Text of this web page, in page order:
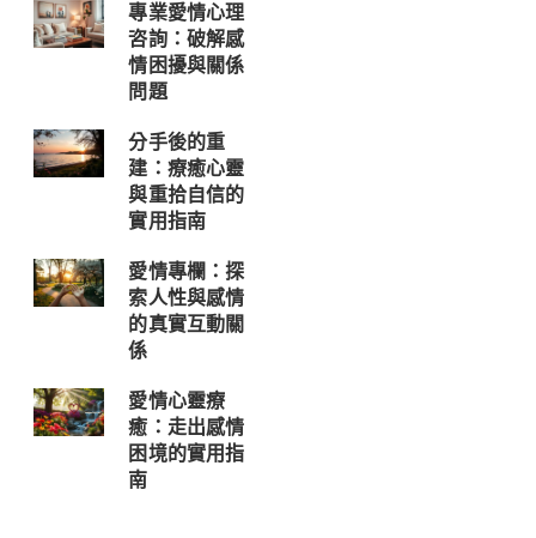
專業愛情心理
咨詢：破解感
情困擾與關係
問題
分手後的重
建：療癒心靈
與重拾自信的
實用指南
愛情專欄：探
索人性與感情
的真實互動關
係
愛情心靈療
癒：走出感情
困境的實用指
南